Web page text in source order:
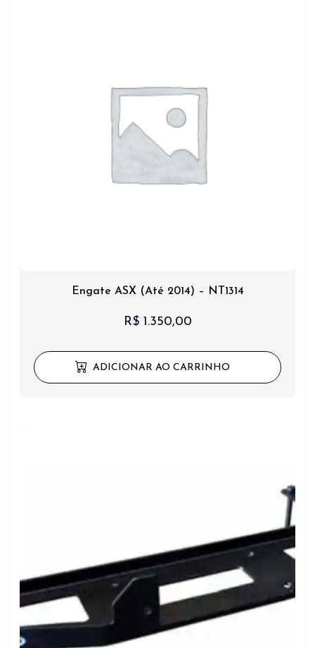
Engate ASX (Até 2014) – NT1314
R$1.350,00
ADICIONAR AO CARRINHO